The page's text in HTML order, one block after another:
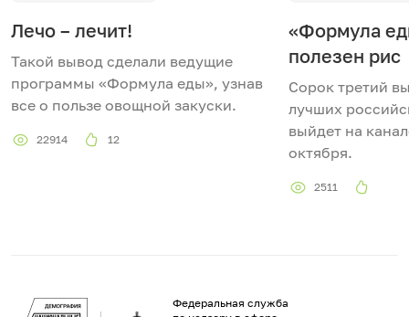
Лечо – лечит!
Такой вывод сделали ведущие
программы «Формула еды», узнав
все о пользе овощной закуски.
22914 12
«Формула
полезен рис
Сорок третий
лучших
выйдет на
октября.
2511
Федеральная служба